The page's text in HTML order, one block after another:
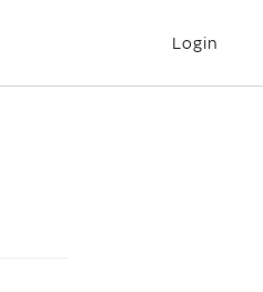
Login